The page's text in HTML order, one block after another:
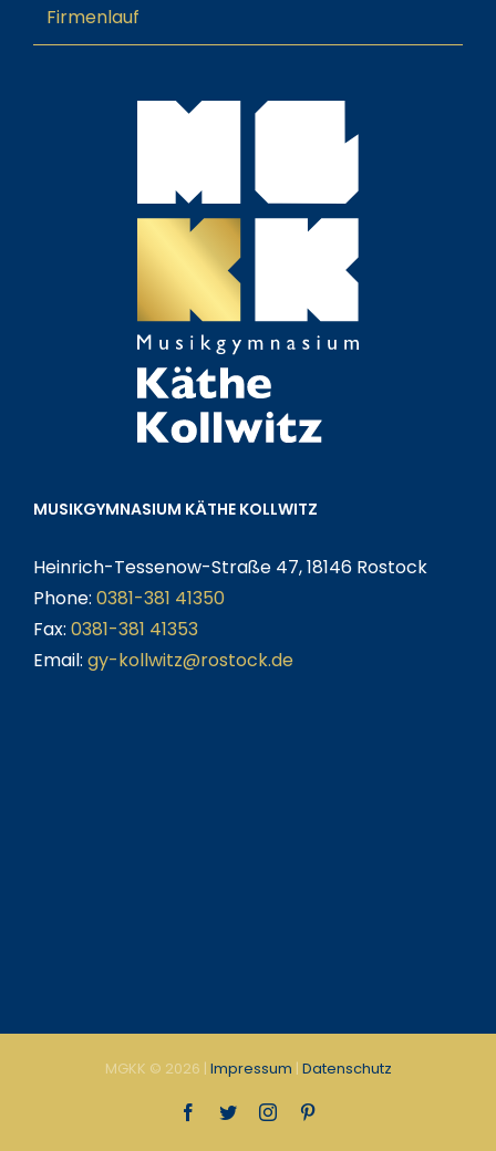
Firmenlauf
MUSIKGYMNASIUM KÄTHE KOLLWITZ
Heinrich-Tessenow-Straße 47, 18146 Rostock
Phone: 0381-381 41350
Fax: 0381-381 41353
Email: gy-kollwitz@rostock.de
MGKK © 2026 | Impressum | Datenschutz
Facebook
TwitterInstagram